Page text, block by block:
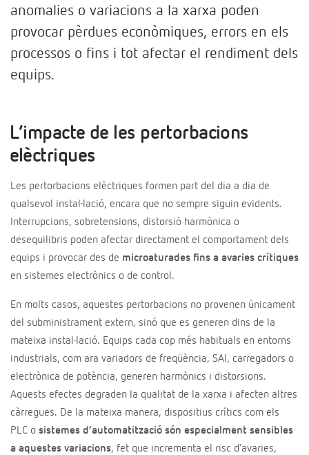
anomalies o variacions a la xarxa poden
provocar pèrdues econòmiques, errors en els
processos o fins i tot afectar el rendiment dels
equips.
L’impacte de les pertorbacions
elèctriques
Les pertorbacions elèctriques formen part del dia a dia de
qualsevol instal·lació, encara que no sempre siguin evidents.
Interrupcions, sobretensions, distorsió harmònica o
desequilibris poden afectar directament el comportament dels
equips i provocar des de microaturades fins a avaries crítiques
en sistemes electrònics o de control.
En molts casos, aquestes pertorbacions no provenen únicament
del subministrament extern, sinó que es generen dins de la
mateixa instal·lació. Equips cada cop més habituals en entorns
industrials, com ara variadors de freqüència, SAI, carregadors o
electrònica de potència, generen harmònics i distorsions.
Aquests efectes degraden la qualitat de la xarxa i afecten altres
càrregues. De la mateixa manera, dispositius crítics com els
PLC o sistemes d’automatització són especialment sensibles
a aquestes variacions, fet que incrementa el risc d’avaries,